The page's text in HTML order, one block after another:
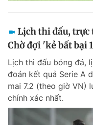
Lịch thi đấu, trực
Chờ đợi 'kẻ bất bại
Lịch thi đấu bóng đá,
đoán kết quả Serie A
mai 7.2 (theo giờ VN)
chính xác nhất.